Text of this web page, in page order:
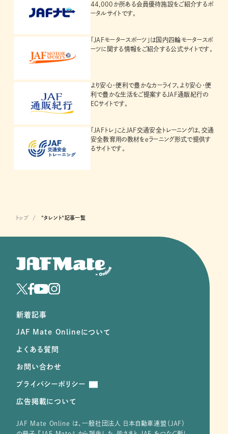
44,000か所ある会員優待施設をご紹介するポ
ータルサイトです。
「JAFモータースポーツ」は国内四輪モータースポ
ーツに関する情報をご紹介する公式サイトです。
より安心・便利で豊かなカーライフ、より安心・便
利で豊かな生活をご提案するJAF通販紀行の
ECサイトです。
「JAFトレ」ことJAF交通安全トレーニングは、交通
安全教育用の教材をeラーニング形式で提供す
るサイトです。
トップ "タレント"記事一覧
新着記事
JAF Mate Onlineについて
よくある質問
お問い合わせ
プライバシーポリシー
広告掲載について
JAF Mate Online は、⼀般社団法⼈ ⽇本⾃動⾞連盟（JAF）